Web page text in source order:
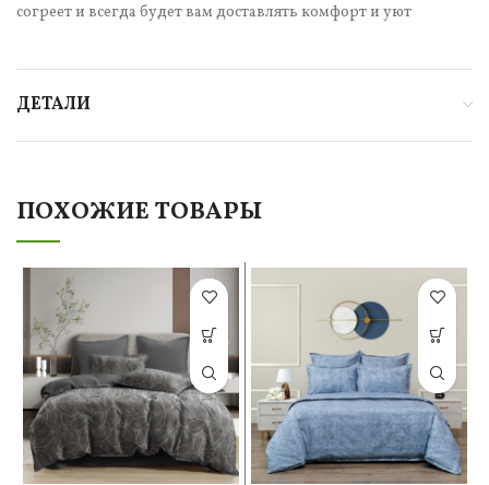
согреет и всегда будет вам доставлять комфорт и уют
ДЕТАЛИ
ПОХОЖИЕ ТОВАРЫ